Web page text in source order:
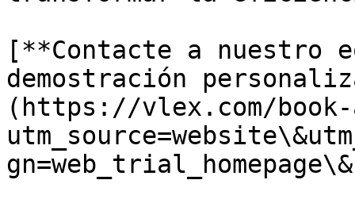
[**Contacte a nuestro
demostración
(https://vlex.com/book-